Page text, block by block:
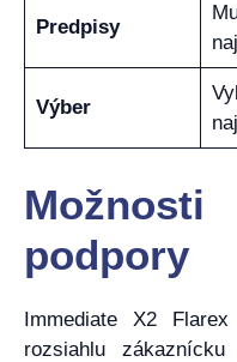
Predpisy
Výber
podpory
Immediate X2
rozsiahlu